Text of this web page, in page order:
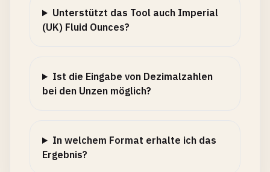
Unterstützt das Tool auch Imperial
(UK) Fluid Ounces?
Ist die Eingabe von Dezimalzahlen
bei den Unzen möglich?
In welchem Format erhalte ich das
Ergebnis?